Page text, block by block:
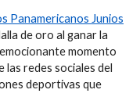
Panamericanos Junios
de oro al ganar la
momento
redes sociales del
deportivas que